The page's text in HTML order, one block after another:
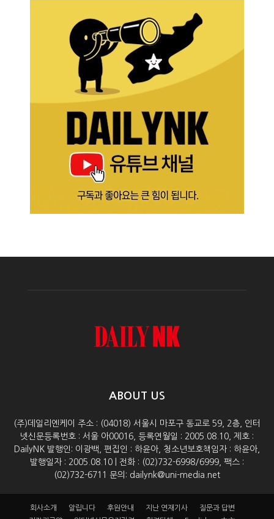
ABOUT US
(주)데일리엔케이 주소 : (04018) 서울시 마포구 동교로 59, 2층, 인터
넷신문등록번호 : 서울 아00016, 등록연월일 : 2005.08.10, 제호 :
DailyNK 발행인: 이광백, 편집인 : 하윤아, 청소년보호책임자 : 하윤아,
발행일자 : 2005.08.10 | 전화 : (02)732-6998/6999, 팩스 :
(02)732-6711 문의: dailynk@uni-media.net
회사소개 알립니다 후원안내 지난 연재기사
질문과 답변